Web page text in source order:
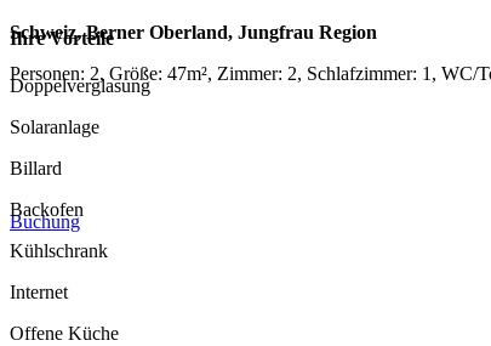
Schweiz, Berner Oberland, Jungfrau Region
Personen: 2, Größe: 47m², Zimmer: 2, Schlafzimmer: 1, WC/
Buchung
Ihre Vorteile
Doppelverglasung
Solaranlage
Billard
Backofen
Kühlschrank
Internet
Offene Küche